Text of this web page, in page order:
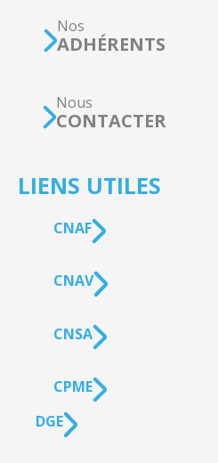
Nos
ADHÉRENTS
Nous
CONTACTER
LIENS UTILES
CNAF
CNAV
CNSA
CPME
DGE